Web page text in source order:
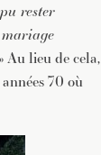
rester
» Au lieu de cela,
70 où